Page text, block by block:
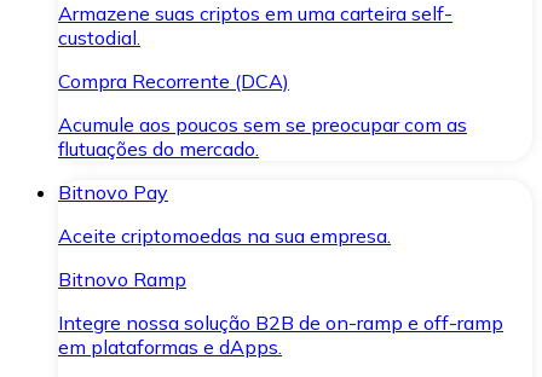
Armazene suas criptos em uma carteira self-
custodial.
Compra Recorrente (DCA)
Acumule aos poucos sem se preocupar com as
flutuações do mercado.
Bitnovo Pay
Aceite criptomoedas na sua empresa.
Bitnovo Ramp
Integre nossa solução B2B de on-ramp e off-ramp
em plataformas e dApps.